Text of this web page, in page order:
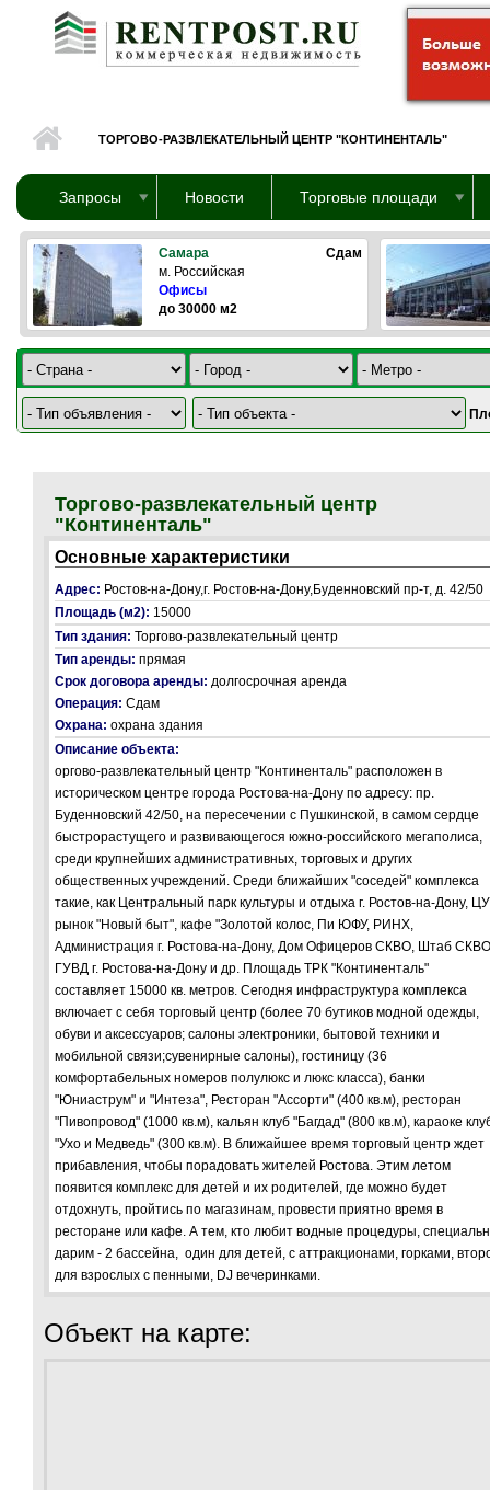
Перейти к основному содержанию
ТОРГОВО-РАЗВЛЕКАТЕЛЬНЫЙ ЦЕНТР "КОНТИНЕНТАЛЬ"
Запросы Новости Торговые площади
Самара
Сдам
м. Российская
Офисы
до 30000 м2
Торгово-развлекательный центр
"Континенталь"
Основные характеристики
Адрес: Ростов-на-Дону,г. Ростов-на-Дону,Буденновский пр-т, д. 42/50
Площадь (м2): 15000
Тип здания: Торгово-развлекательный центр
Тип аренды: прямая
Срок договора аренды: долгосрочная аренда
Операция: Сдам
Охрана: охрана здания
Описание объекта:
оргово-развлекательный центр "Континенталь" расположен в
историческом центре города Ростова-на-Дону по адресу: пр.
Буденновский 42/50, на пересечении с Пушкинской, в самом сердце
быстрорастущего и развивающегося южно-российского мегаполиса,
среди крупнейших административных, торговых и других
общественных учреждений. Среди ближайших "соседей" комплекса
такие, как Центральный парк культуры и отдыха г. Ростов-на-Дону,
рынок "Новый быт", кафе "Золотой колос, Пи ЮФУ, РИНХ,
Администрация г. Ростова-на-Дону, Дом Офицеров СКВО, Штаб
ГУВД г. Ростова-на-Дону и др. Площадь ТРК "Континенталь"
составляет 15000 кв. метров. Сегодня инфраструктура комплекса
включает с себя торговый центр (более 70 бутиков модной одежды,
обуви и аксессуаров; салоны электроники, бытовой техники и
мобильной связи;сувенирные салоны), гостиницу (36
комфортабельных номеров полулюкс и люкс класса), банки
"Юниаструм" и "Интеза", Ресторан "Ассорти" (400 кв.м), ресторан
"Пивопровод" (1000 кв.м), кальян клуб "Багдад" (800 кв.м), караоке
"Ухо и Медведь" (300 кв.м). В ближайшее время торговый центр ждет
прибавления, чтобы порадовать жителей Ростова. Этим летом
появится комплекс для детей и их родителей, где можно будет
отдохнуть, пройтись по магазинам, провести приятно время в
ресторане или кафе. А тем, кто любит водные процедуры,
дарим - 2 бассейна, один для детей, с аттракционами, горками,
для взрослых с пенными, DJ вечеринками.
Объект на карте: